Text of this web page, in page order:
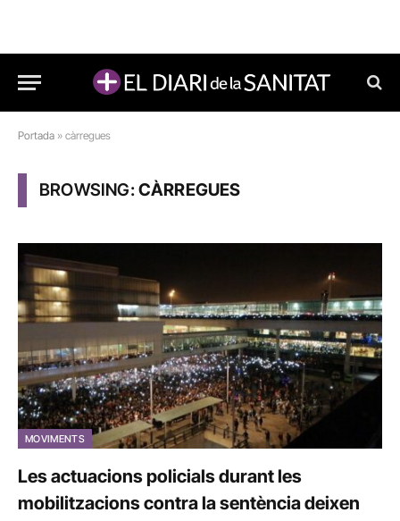
Portada » càrregues
BROWSING:CÀRREGUES
MOVIMENTS
Les actuacions policials durant les
mobilitzacions contra la sentència deixen